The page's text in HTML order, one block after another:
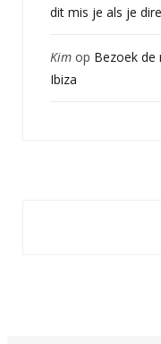
dit mis je als je
Kim op Bezoek
Ibiza